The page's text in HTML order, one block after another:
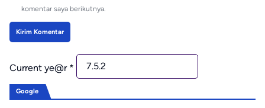
komentar saya berikutnya.
Current ye@r *
Google